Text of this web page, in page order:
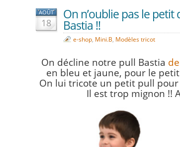
AOÛT
18
On n’oublie pas le
Bastia !!
e-shop, Mini.B, Modèles tricot
On décline notre pull Bastia
en bleu et jaune, pour le
On lui tricote un petit pull
Il est trop mignon !!